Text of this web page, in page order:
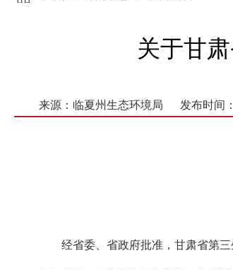
关于甘
来源：临夏州生态环境局 发布时间
经省委、省政府批准，甘肃省第